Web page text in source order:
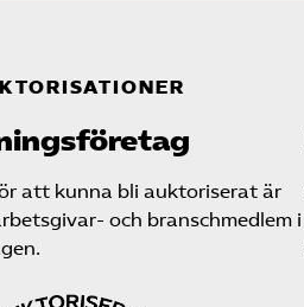
att kunna bli auktoriserat är
och branschmedlem i